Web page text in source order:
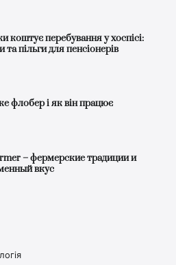
коштує перебування у хоспісі:
та пільги для пенсіонерів
флобер і як він працює
– фермерские традиции и
вкус